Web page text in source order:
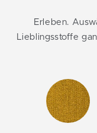
Erleben.
Lieblingsstoffe